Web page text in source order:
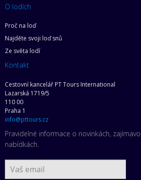
O lodích
Proč na loď
Najděte svoji loď snů
Ze světa lodí
Kontakt
Cestovní kancelář PT Tours International
Lazarská 1719/5
110 00
Praha 1
info@pttours.cz
Pravidelné informace o novinkách,
nabídkách.